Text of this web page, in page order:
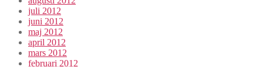
juli 2012
juni 2012
maj 2012
april 2012
mars 2012
februari 2012